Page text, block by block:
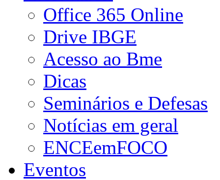
Office 365 Online
Drive IBGE
Acesso ao Bme
Dicas
Seminários e Defesas
Notícias em geral
ENCEemFOCO
Eventos